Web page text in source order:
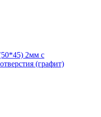
2мм с
(графит)